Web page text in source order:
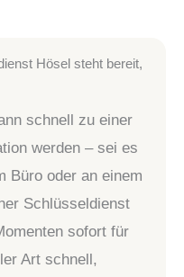
Hösel steht bereit,
schnell zu einer
werden – sei es
Büro oder an einem
Schlüsseldienst
sofort für
Art schnell,